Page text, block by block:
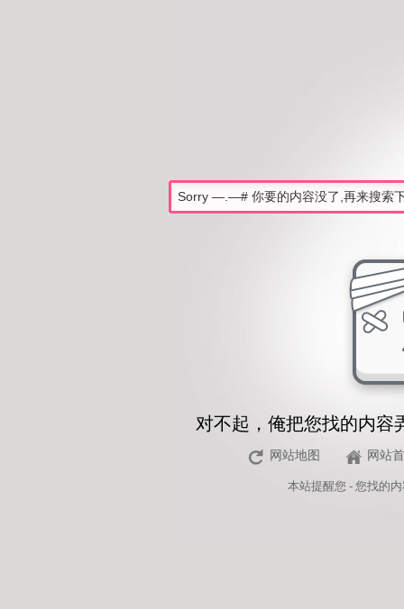
对不起，俺把您找的内容
网站地图 网站
本站提醒您 - 您找的